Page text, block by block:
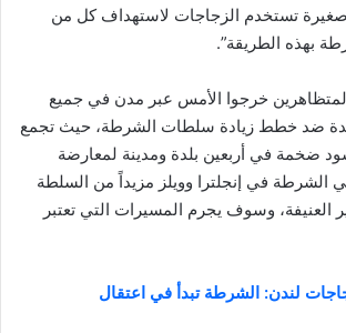
صغيرة تستخدم الزجاجات لاستهداف كل من
بهذه الطريقة”.
خرجوا الأمس عبر مدن في جميع
ضد خطط زيادة سلطات الشرطة، حيث تجمع
ضخمة في أربعين بلدة ومدينة لمعارضة
الشرطة في إنجلترا وويلز مزيداً من السلطة
العنيفة، وسوف يجرم المسيرات التي تعتبر
لندن: الشرطة تبدأ في اعتقال